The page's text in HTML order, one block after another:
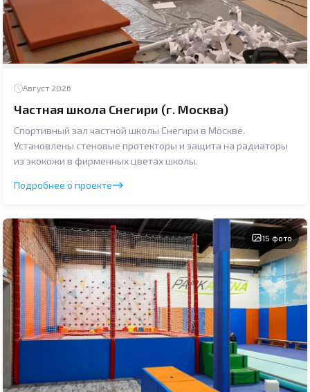
Август 2026
Частная школа Снегири (г. Москва)
Спортивный зал частной школы Снегири в Москве.
Установлены стеновые протекторы и защита на радиаторы
из экокожи в фирменных цветах школы.
Подробнее о проекте
15 фото